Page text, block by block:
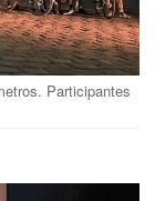
Participantes